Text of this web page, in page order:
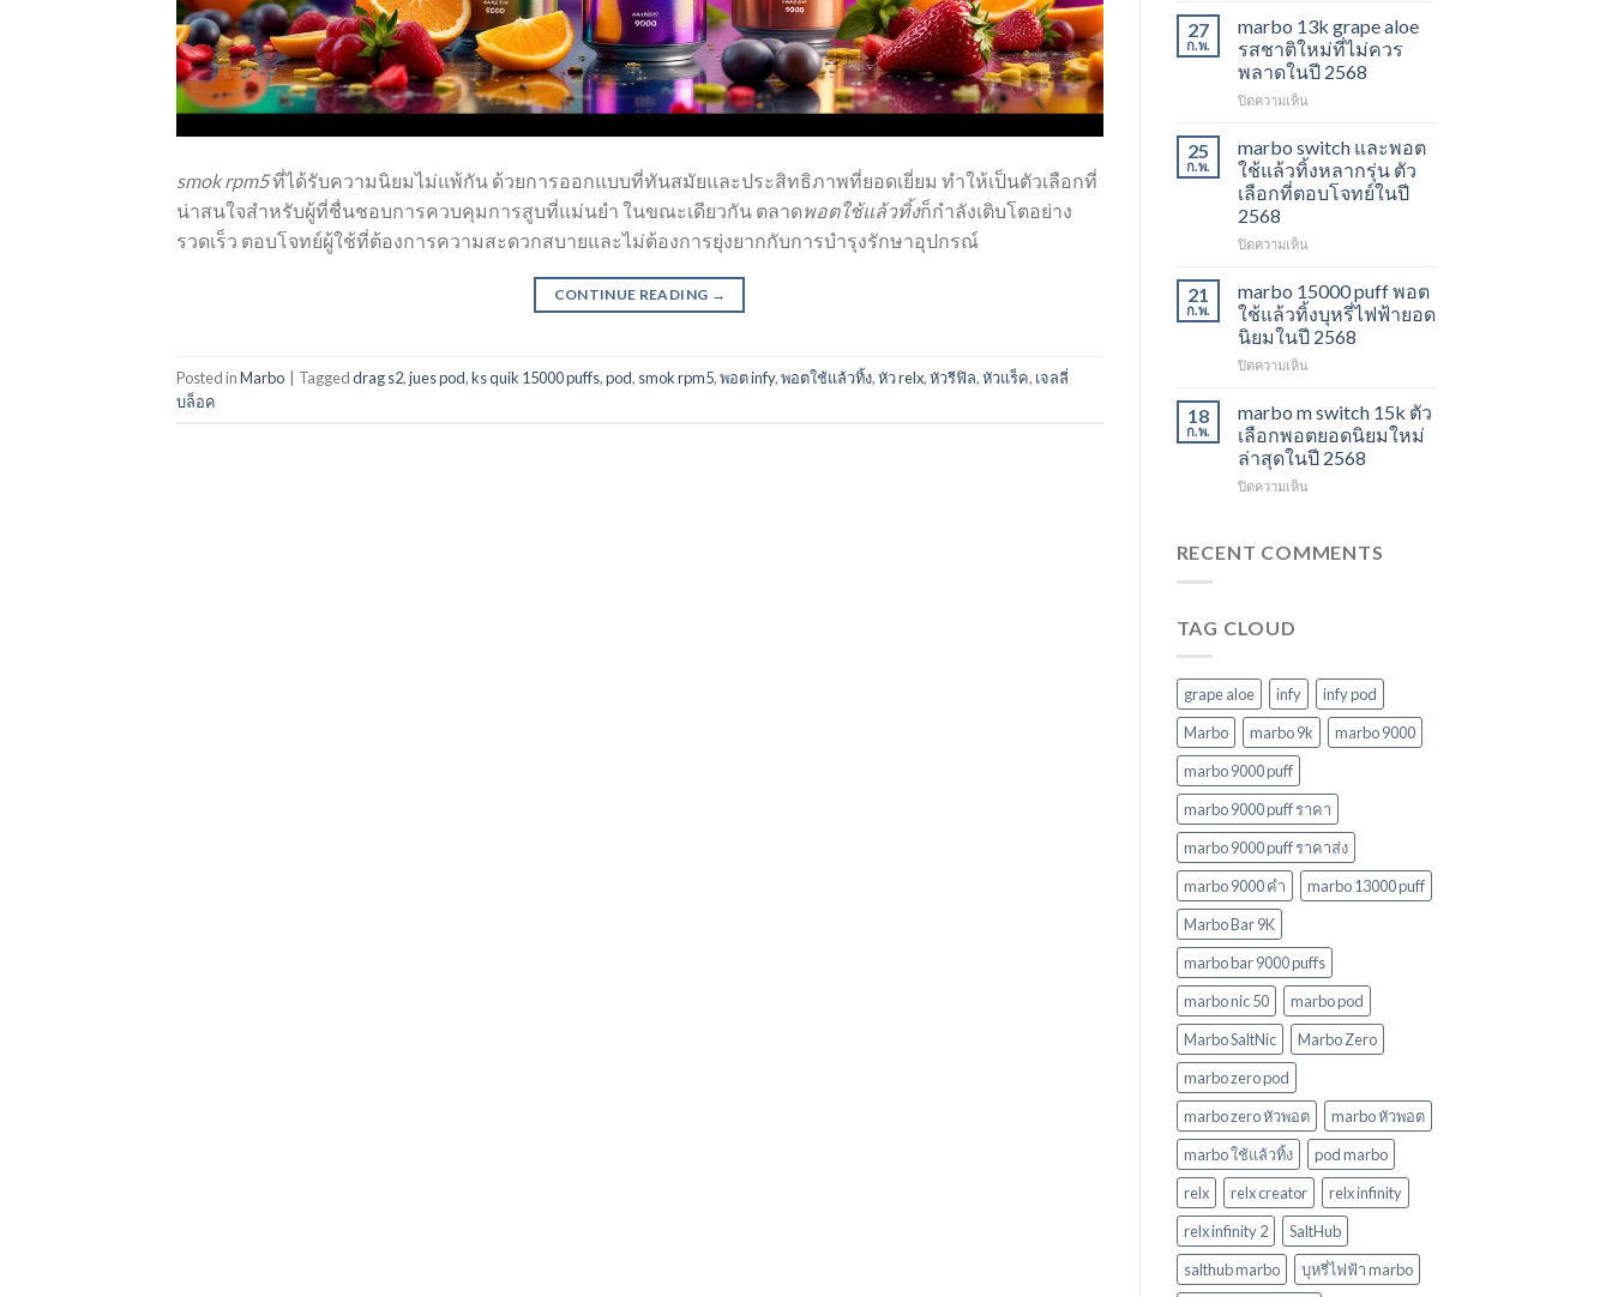
smok rpm5ที่ได้รับความนิยมไม่แพ้กัน ด้วยการออกแบบที่ทันสมัยและประสิทธิภาพที่ยอดเยี่ยม ทำให้เป็นตัวเลือกที่
น่าสนใจสำหรับผู้ที่ชื่นชอบการควบคุมการสูบที่แม่นยำ ในขณะเดียวกัน ตลาดพอตใช้แล้วทิ้งก็กำลังเติบโตอย่าง
รวดเร็ว ตอบโจทย์ผู้ใช้ที่ต้องการความสะดวกสบายและไม่ต้องการยุ่งยากกับการบำรุงรักษาอุปกรณ์
CONTINUE READING →
Posted inMarbo | Taggeddrag s2,jues pod,ks quik 15000 puffs,pod, smok rpm5,พอต infy,พอตใช้แล้วทิ้ง,หัว relx,หัวรีฟิล,หัวแร็ค, เจลลี่
บล็อค
15k
ราคา
ส่ง
พอต
ใช้
ทิ้ง
ตัว
เลือก
ยอด
สำหรับ
2568
27
ก.พ.
marbo 13k grape aloe
รสชาติใหม่ที่ไม่ควร
พลาดในปี 2568
ปิดความเห็นบน
13k
grape
aloe
รสชาติ
ควร
พลาด
ในปี
2568
25
ก.พ.
marbo switch และพอต
ใช้แล้วทิ้งหลากรุ่น ตัว
เลือกที่ตอบโจทย์ในปี
2568
ปิดความเห็นบน
switch
และ
พอต
ใช้
แล้ว
ตัว
เลือก
ที่
ในปี
21
ก.พ.
marbo 15000 puff พอต
ใช้แล้วทิ้งบุหรี่ไฟฟ้ายอด
นิยมในปี 2568
ปิดความเห็นบน
15000
พอต
ใช้
แล้ว
ไฟฟ้า
18
ก.พ.
marbo m switch 15k ตัว
เลือกพอตยอดนิยมใหม่
ล่าสุดในปี 2568
ปิดความเห็นบน
switch
นิยม
ใหม่
ล่าสุด
ในปี
RECENT COMMENTS
TAG CLOUD
grape aloe infy
infy pod
Marbo
marbo 9k
marbo 9000
marbo 9000 puff
marbo 9000 puff ราคา
marbo 9000 puff ราคาส่ง
marbo 9000 คํา
marbo 13000 puff
Marbo Bar 9K
marbo bar 9000 puffs
marbo nic 50
marbo pod
Marbo SaltNic
Marbo Zero
marbo zero pod
marbo zero หัวพอต
marbo หัวพอต
marbo ใช้แล้วทิ้ง
pod marbo
relx
relx creator
relx infinity
relx infinity 2
SaltHub
salthub marbo
บุหรี่ไฟฟ้า marbo